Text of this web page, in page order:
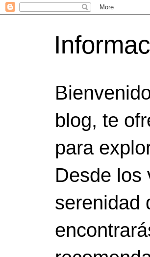
blog, te
para
Desde los
serenidad